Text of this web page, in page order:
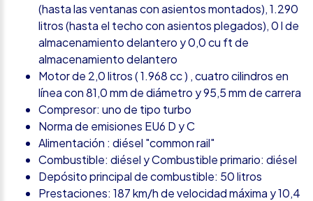
(hasta las ventanas con asientos montados), 1.290
litros (hasta el techo con asientos plegados), 0 l de
almacenamiento delantero y 0,0 cu ft de
almacenamiento delantero
Motor de 2,0 litros ( 1.968 cc ) , cuatro cilindros en
línea con 81,0 mm de diámetro y 95,5 mm de carrera
Compresor: uno de tipo turbo
Norma de emisiones EU6 D y C
Alimentación : diésel "common rail"
Combustible: diésel y Combustible primario: diésel
Depósito principal de combustible: 50 litros
Prestaciones: 187 km/h de velocidad máxima y 10,4